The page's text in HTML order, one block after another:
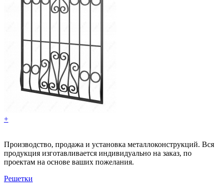
+
Производство, продажа и установка металлоконструкций. Вся
продукция изготавливается индивидуально на заказ, по
проектам на основе ваших пожелания.
Решетки